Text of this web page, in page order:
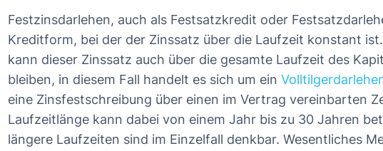
Festzinsdarlehen, auch als Festsatzkredit oder
Kreditform, bei der der Zinssatz über die Laufzeit konstant
kann dieser Zinssatz auch über die gesamte Laufzeit des
bleiben, in diesem Fall handelt es sich um ein
eine Zinsfestschreibung über einen im Vertrag vereinbarten
Laufzeitlänge kann dabei von einem Jahr bis zu 30 Jahren
längere Laufzeiten sind im Einzelfall denkbar. Wesentliches